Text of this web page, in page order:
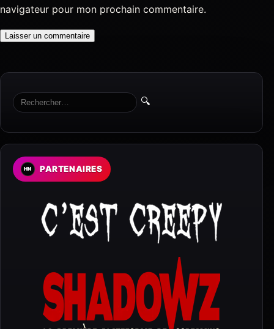
navigateur pour mon prochain commentaire.
🔍
PARTENAIRES